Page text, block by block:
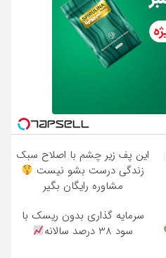
این پف زیر چشم با اصلاح سبک
زندگی درست بشو نیست
مشاوره رایگان بگیر
سرمایه گذاری بدون ریسک با
سود 38 درصد سالانه